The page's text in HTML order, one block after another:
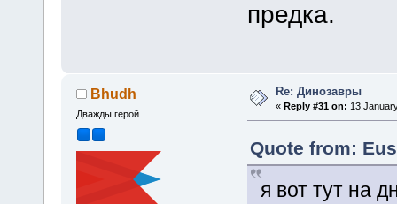
предка.
Bhudh
Дважды герой
Re: Динозавры
«Reply #31 on: 13
Quote from:
я вот тут на